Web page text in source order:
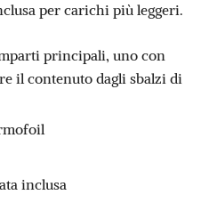
per carichi più leggeri.
principali, uno con
il contenuto dagli sbalzi di
inclusa